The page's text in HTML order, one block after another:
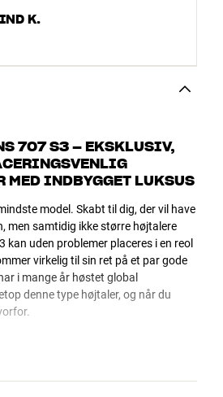
K.
707 S3 – EKSKLUSIV,
MED INDBYGGET LUKSUS
model. Skabt til dig, der vil have
men samtidig ikke større højtalere
kan uden problemer placeres i en reol
virkelig til sin ret på et par gode
i mange år høstet global
denne type højtaler, og når du
og ufarvede, så både
rockentusiaster, men den